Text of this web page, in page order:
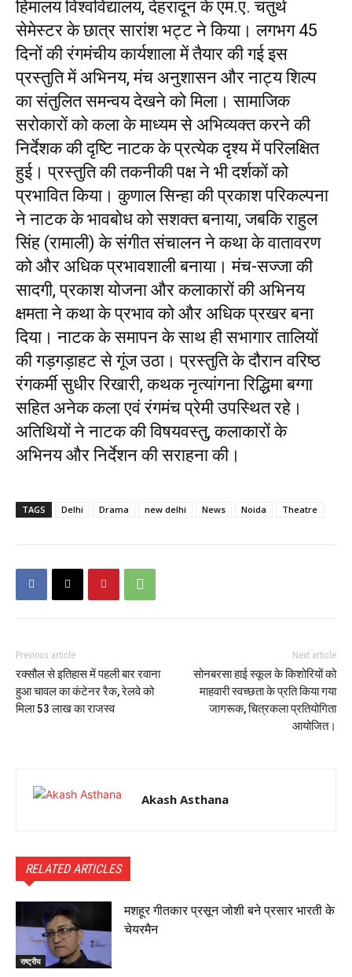
हिमालय विश्वविद्यालय, देहरादून के एम.ए. चतुर्थ
सेमेस्टर के छात्र सारांश भट्ट ने किया। लगभग 45
दिनों की रंगमंचीय कार्यशाला में तैयार की गई इस
प्रस्तुति में अभिनय, मंच अनुशासन और नाट्य शिल्प
का संतुलित समन्वय देखने को मिला। सामाजिक
सरोकारों को कला के माध्यम से अभिव्यक्त करने की
निर्देशक की दृष्टि नाटक के प्रत्येक दृश्य में परिलक्षित
हुई। प्रस्तुति की तकनीकी पक्ष ने भी दर्शकों को
प्रभावित किया। कुणाल सिन्हा की प्रकाश परिकल्पना
ने नाटक के भावबोध को सशक्त बनाया, जबकि राहुल
सिंह (रामाली) के संगीत संचालन ने कथा के वातावरण
को और अधिक प्रभावशाली बनाया। मंच-सज्जा की
सादगी, प्रकाश योजना और कलाकारों की अभिनय
क्षमता ने कथा के प्रभाव को और अधिक प्रखर बना
दिया। नाटक के समापन के साथ ही सभागार तालियों
की गड़गड़ाहट से गूंज उठा। प्रस्तुति के दौरान वरिष्ठ
रंगकर्मी सुधीर रिखारी, कथक नृत्यांगना रिद्धिमा बग्गा
सहित अनेक कला एवं रंगमंच प्रेमी उपस्थित रहे।
अतिथियों ने नाटक की विषयवस्तु, कलाकारों के
अभिनय और निर्देशन की सराहना की।
TAGS Delhi Drama new delhi News Noida Theatre
Previous article
रक्सौल से इतिहास में पहली बार रवाना
हुआ चावल का कंटेनर रैक, रेलवे को
मिला 53 लाख का राजस्व
Next article
सोनबरसा हाई स्कूल के किशोरियों को
माहवारी स्वच्छता के प्रति किया गया
जागरूक, चित्रकला प्रतियोगिता
आयोजित।
Akash Asthana
RELATED ARTICLES
राष्ट्रीय
मशहूर गीतकार प्रसून जोशी बने प्रसार भारती के
चेयरमैन